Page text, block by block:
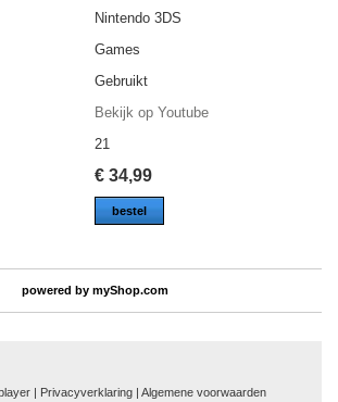
Nintendo 3DS
Games
Gebruikt
Bekijk op Youtube
21
€ 34,99
bestel
powered by myShop.com
| Privacyverklaring | Algemene voorwaarden